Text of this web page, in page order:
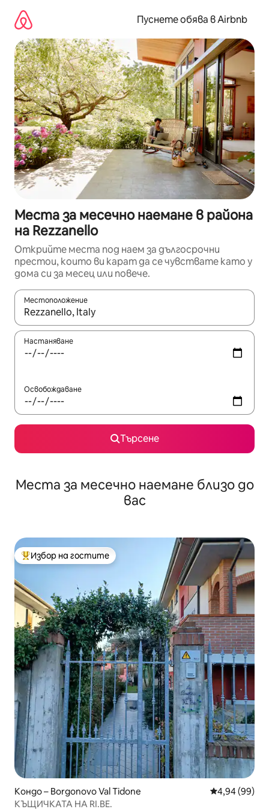
съдържанието
Пуснете обява в Airbnb
Места за месечно наемане в района
на Rezzanello
Открийте места под наем за дългосрочни
престои, които ви карат да се чувствате като у
дома си за месец или повече.
Местоположение
Когато резултатите се покажат, използвайте
Настаняване
Освобождаване
Търсене
Места за месечно наемане близо до
вас
Най-популярен избор на гостите
Избор на гостите
Кондо – Borgonovo Val Tidone Средна
4,94 (99)
КЪЩИЧКАТА НА RI.BE.